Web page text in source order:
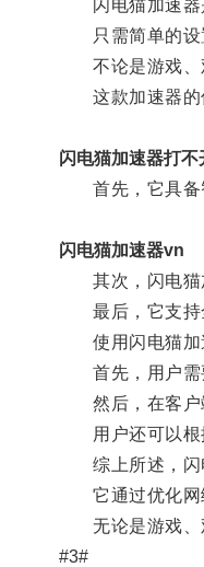
闪电猫加速器是
只需简单的设
不论是游戏、观
这款加速器的
闪电猫加速器打不
首先，它具备智
闪电猫加速器vn
其次，闪电猫加
最后，它支持全
使用闪电猫加
首先，用户需
然后，在客户端
用户还可以根据
综上所述，闪电
它通过优化网络
无论是游戏、观
#3#